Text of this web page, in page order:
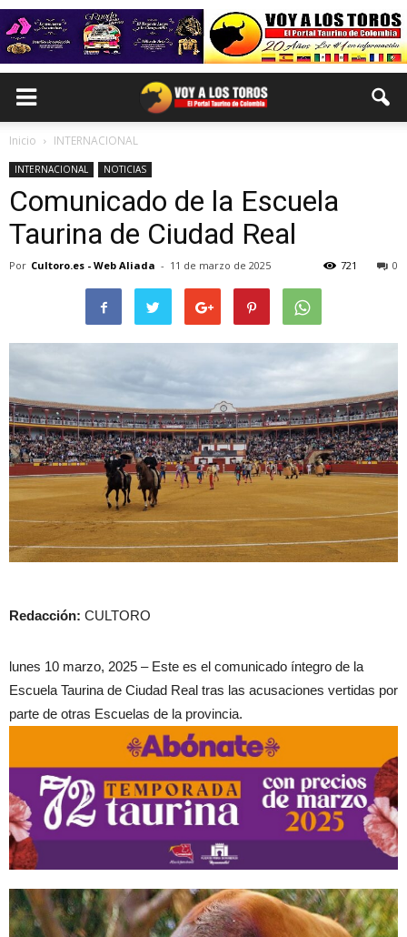
Inicio INTERNACIONAL
INTERNACIONAL NOTICIAS
Comunicado de la Escuela
Taurina de Ciudad Real
Por Cultoro.es - Web Aliada - 11 de marzo de 2025 0
721
Redacción: CULTORO
lunes 10 marzo, 2025 – Este es el comunicado íntegro de la
Escuela Taurina de Ciudad Real tras las acusaciones vertidas por
parte de otras Escuelas de la provincia.